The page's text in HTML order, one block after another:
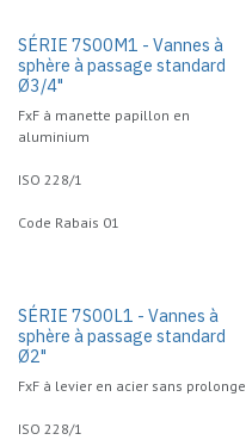
SÉRIE 7S00M1 - Vannes à
sphère à passage standard
Ø3/4"
FxF à manette papillon en
aluminium
ISO 228/1
Code Rabais 01
SÉRIE 7S00L1 - Vannes à
sphère à passage standard
Ø2"
FxF à levier en acier sans prolonge
ISO 228/1